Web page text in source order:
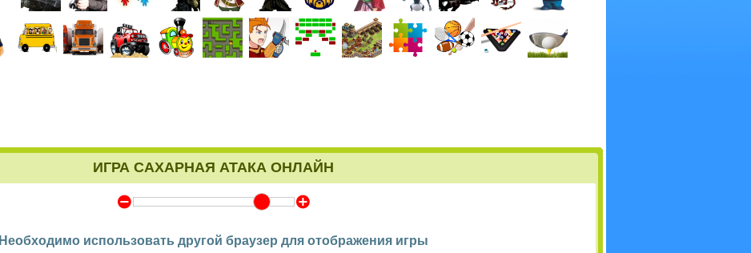
ИГРА САХАРНАЯ АТАКА ОНЛАЙН
Y Z
Необходимо использовать другой браузер для отображения игры